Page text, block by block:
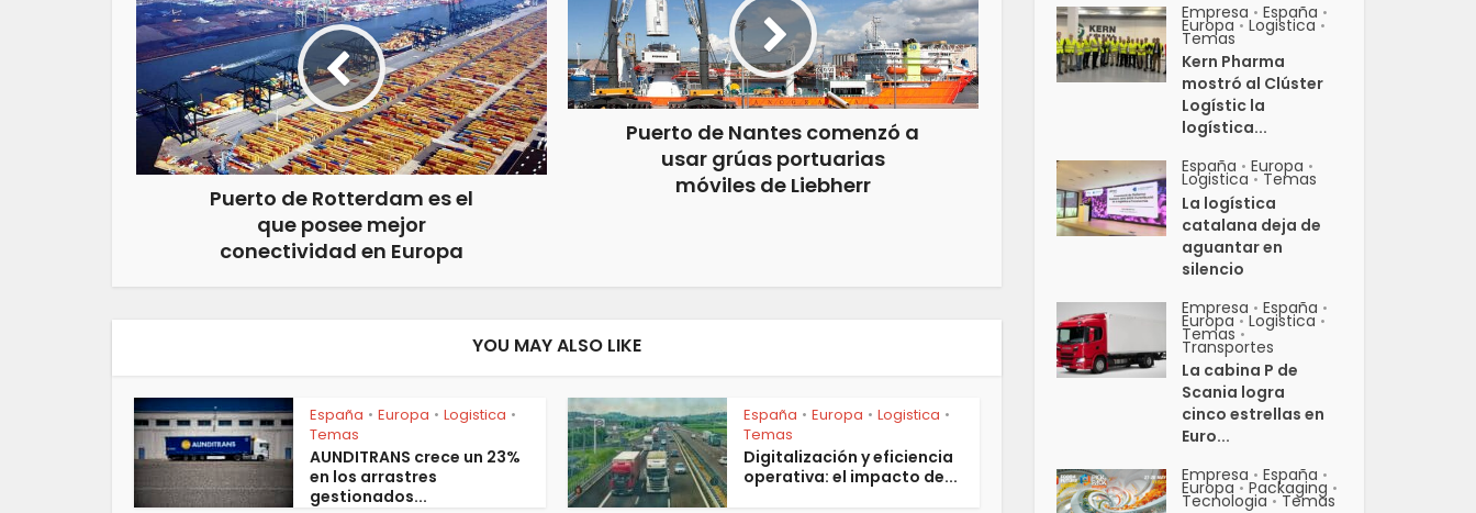
Puerto de Rotterdam es el
que posee mejor
conectividad en Europa
Puerto de Nantes comenzó a
usar grúas portuarias
móviles de Liebherr
YOU MAY ALSO LIKE
España • Europa • Logistica •
Temas
AUNDITRANS crece un 23%
en los arrastres
gestionados...
España • Europa • Logistica •
Temas
Digitalización y eficiencia
operativa: el impacto de...
Empresa • España •
Europa • Logistica •
Temas
Kern Pharma
mostró al Clúster
Logístic la
logística...
España • Europa •
Logistica • Temas
La logística
catalana deja de
aguantar en
silencio
Empresa • España •
Europa • Logistica •
Temas •
Transportes
La cabina P de
Scania logra
cinco estrellas en
Euro...
Empresa • España •
Europa • Packaging •
Tecnologia • Temas